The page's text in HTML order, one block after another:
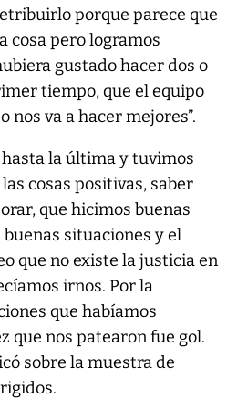
porque parece que
cosa pero logramos
gustado hacer dos o
tiempo, que el equipo
nos va a hacer mejores”.
hasta la última y tuvimos
cosas positivas, saber
que hicimos buenas
buenas situaciones y el
que no existe la justicia en
irnos. Por la
que habíamos
que nos patearon fue gol.
sobre la muestra de